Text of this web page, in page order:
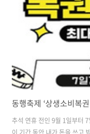
까지 행동을 관찰하고 반복
모든 연령에서 활용할 수 있
이 안 되기 때..
동행축제 ‘상생소비복
추석 연휴 전인 9월 1일부터
이 기간 동안 내가 돈을 쓰고